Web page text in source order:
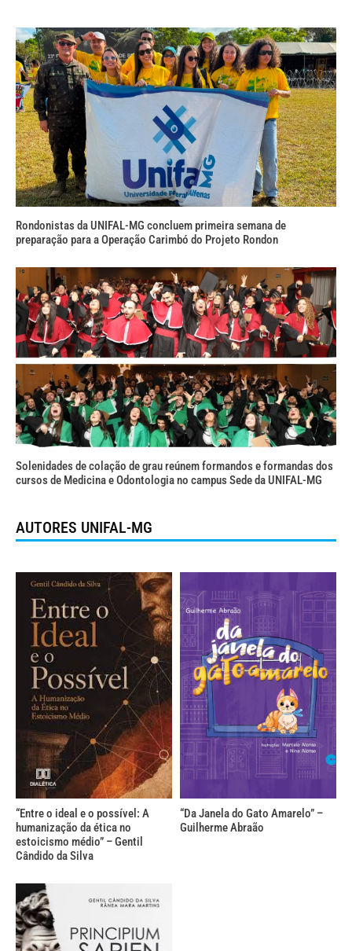
Rondonistas da UNIFAL-MG concluem primeira semana de
preparação para a Operação Carimbó do Projeto Rondon
Solenidades de colação de grau reúnem formandos e formandas dos
cursos de Medicina e Odontologia no campus Sede da UNIFAL-MG
AUTORES UNIFAL-MG
“Entre o ideal e o possível: A
humanização da ética no
estoicismo médio” – Gentil
Cândido da Silva
“Da Janela do Gato Amarelo” –
Guilherme Abraão